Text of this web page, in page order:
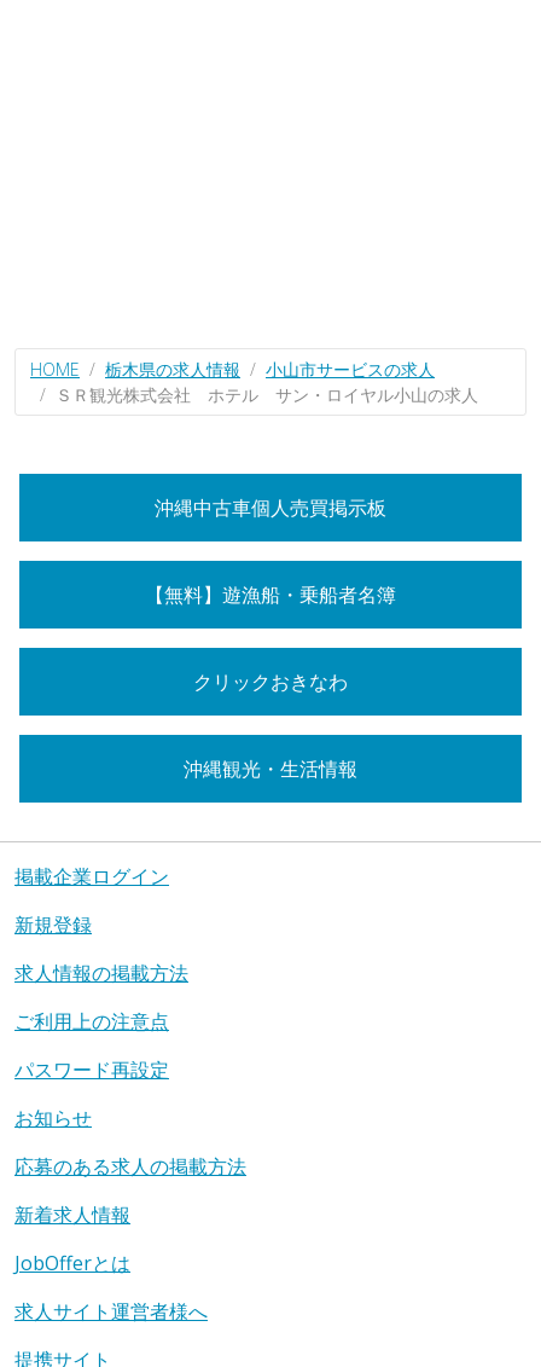
HOME 栃木県の求人情報
小山市サービスの求人
ＳＲ観光株式会社 ホテル サン・ロイヤル小山の求人
沖縄中古車個人売買掲示板
【無料】遊漁船・乗船者名簿
クリックおきなわ
沖縄観光・生活情報
掲載企業ログイン
新規登録
求人情報の掲載方法
ご利用上の注意点
パスワード再設定
お知らせ
応募のある求人の掲載方法
新着求人情報
JobOfferとは
求人サイト運営者様へ
提携サイト